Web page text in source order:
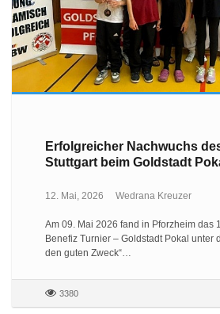
Erfolgreicher Nachwuchs
Stuttgart beim Goldstadt
12. Mai, 2026 Wedrana Kreuzer
Am 09. Mai 2026 fand in Pforzheim das
Benefiz Turnier – Goldstadt Pokal unter
den guten Zweck“…
3380